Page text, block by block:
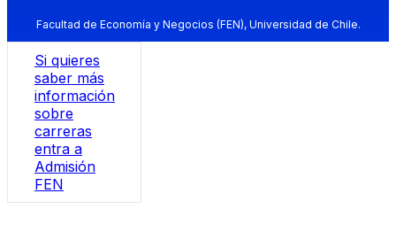
Facultad de Economía y Negocios (FEN), Universidad de Chile.
Si quieres
saber más
información
sobre
carreras
entra a
Admisión
FEN